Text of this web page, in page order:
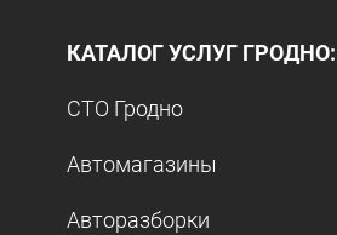
КАТАЛОГ УСЛУГ ГРОДНО:
СТО Гродно
Автомагазины
Авторазборки